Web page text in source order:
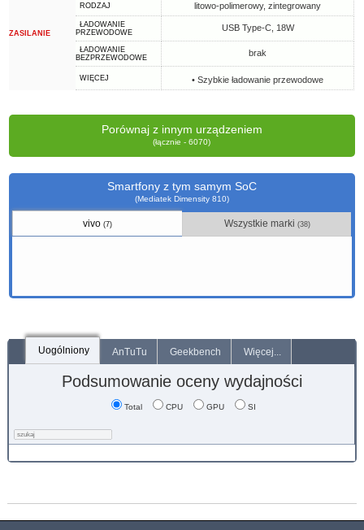
ZASILANIE
RODZAJ litowo-polimerowy, zintegrowany
ŁADOWANIE
PRZEWODOWE
USB Type-C, 18W
ŁADOWANIE
BEZPRZEWODOWE
brak
WIĘCEJ • Szybkie ładowanie przewodowe
Porównaj z innym urządzeniem
(łącznie - 6070)
Smartfony z tym samym SoC
(Mediatek Dimensity 810)
vivo(7) Wszystkie marki (38)
Uogólniony AnTuTu Geekbench Więcej...
Podsumowanie oceny wydajności
Total CPU GPU SI